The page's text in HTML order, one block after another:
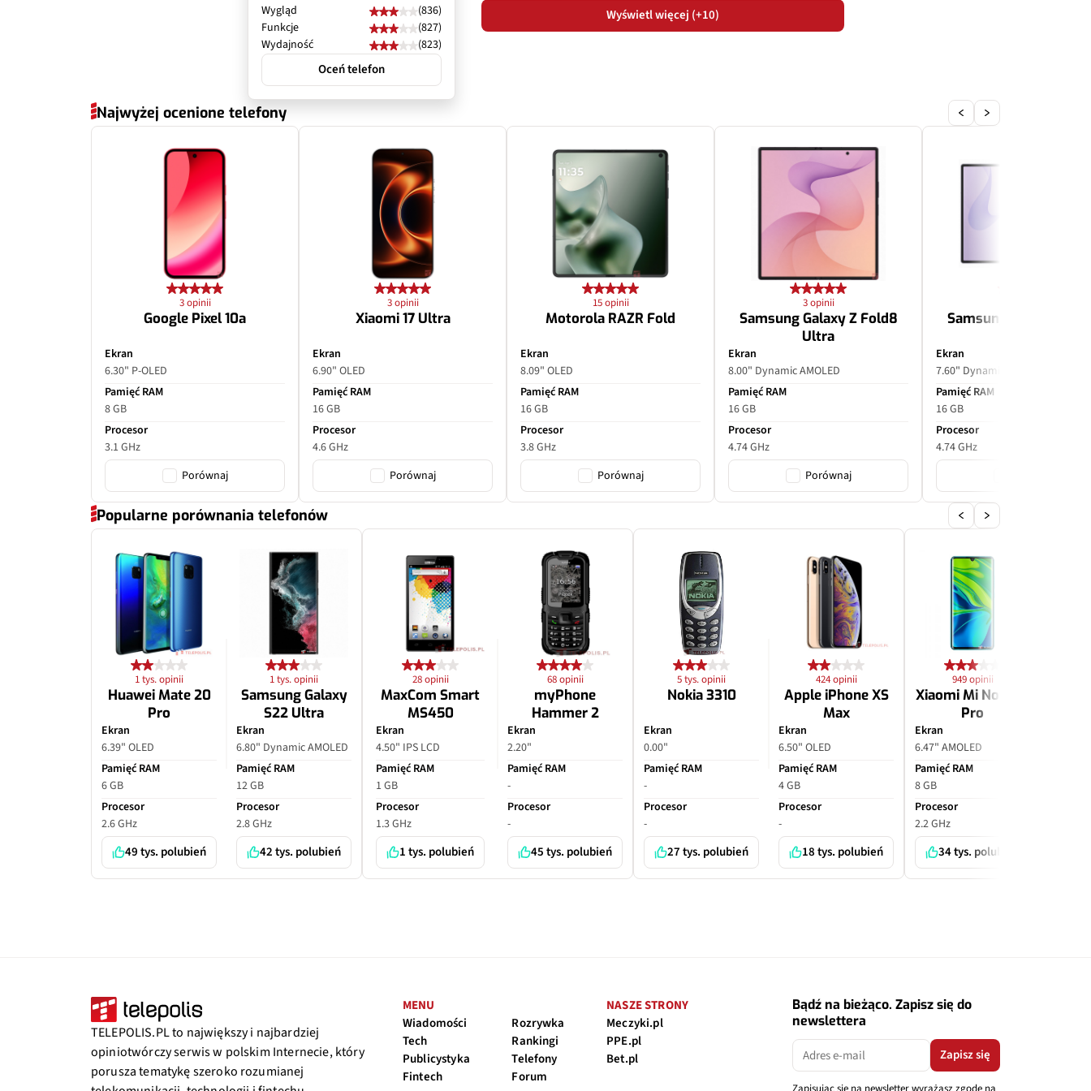
Wygląd
(836)
Funkcje
(827)
Wydajność
(823)
Oceń telefon
Wyświetl więcej (+10)
Najwyżej ocenione telefony
3 opinii
Google Pixel 10a
Ekran
6.30" P-OLED
Pamięć RAM
8 GB
Procesor
3.1 GHz
Porównaj
3 opinii
Xiaomi 17 Ultra
Ekran
6.90" OLED
Pamięć RAM
16 GB
Procesor
4.6 GHz
Porównaj
15 opinii
Motorola RAZR Fold
Ekran
8.09" OLED
Pamięć RAM
16 GB
Procesor
3.8 GHz
Porównaj
3 opinii
Samsung Galaxy Z Fold8
Ultra
Ekran
8.00" Dynamic AMOLED
Pamięć RAM
16 GB
Procesor
4.74 GHz
Porównaj
Samsung Galaxy Z
Ekran
7.60" Dynamic AMOLED
Pamięć RAM
16 GB
Procesor
4.74 GHz
Popularne porównania telefonów
1 tys. opinii
Huawei Mate 20
Pro
Ekran
6.39" OLED
Pamięć RAM
6 GB
Procesor
2.6 GHz
49 tys. polubień
1 tys. opinii
Samsung Galaxy
S22 Ultra
Ekran
6.80" Dynamic AMOLED
Pamięć RAM
12 GB
Procesor
2.8 GHz
42 tys. polubień
28 opinii
MaxCom Smart
MS450
Ekran
4.50" IPS LCD
Pamięć RAM
1 GB
Procesor
1.3 GHz
1 tys. polubień
68 opinii
myPhone
Hammer 2
Ekran
2.20"
Pamięć RAM
-
Procesor
-
45 tys. polubień
5 tys. opinii
Nokia 3310
Ekran
0.00"
Pamięć RAM
-
Procesor
-
27 tys. polubień
424 opinii
Apple iPhone XS
Max
Ekran
6.50" OLED
Pamięć RAM
4 GB
Procesor
-
18 tys. polubień
949 opinii
Xiaomi Mi Note 10
Pro
Ekran
6.47" AMOLED
Pamięć RAM
8 GB
Procesor
2.2 GHz
34 tys. polubień
TELEPOLIS.PL to największy i najbardziej
opiniotwórczy serwis w polskim Internecie, który
porusza tematykę szeroko rozumianej
MENU
Wiadomości
Tech
Publicystyka
Fintech
Rozrywka
Rankingi
Telefony
Forum
NASZE STRONY
Meczyki.pl
PPE.pl
Bet.pl
Bądź na bieżąco. Zapisz się do
newslettera
Zapisz się